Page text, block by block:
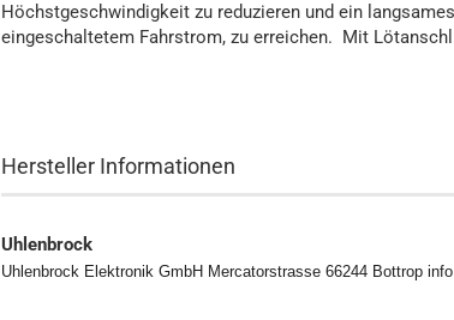
Höchstgeschwindigkeit zu reduzieren und ein
eingeschaltetem Fahrstrom, zu erreichen. Mit
Hersteller Informationen
Uhlenbrock
Uhlenbrock Elektronik GmbH Mercatorstrasse 66244 Bottrop